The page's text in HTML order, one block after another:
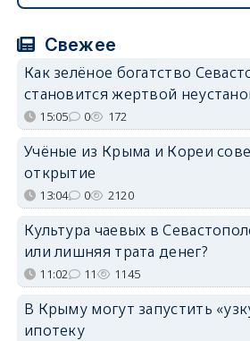
Свежее
Как зелёное богатство
становится жертвой
15:05 0 172
Учёные из Крыма и Кореи
открытие
13:04 0 2120
Культура чаевых в
или лишняя трата денег?
11:02 11 1145
В Крыму могут запустить
ипотеку